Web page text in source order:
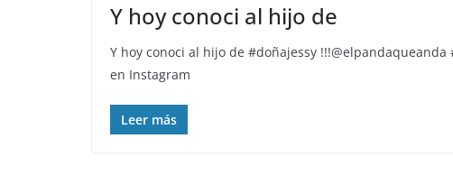
Y hoy conoci al hijo de
Y hoy conoci al hijo de #doñajessy
en Instagram
Leer más